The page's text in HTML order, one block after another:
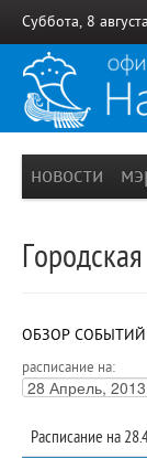
Суббота, 8
новости
ОБЗОР СОБЫТИЙ
расписание на:
Расписание на